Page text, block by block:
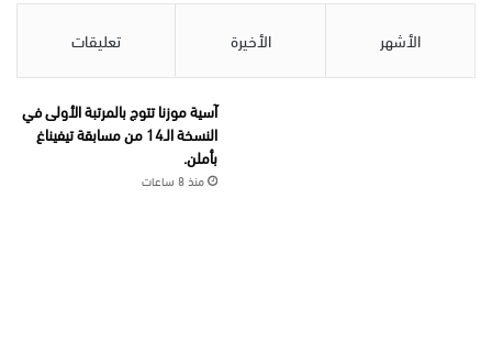
الأشهر الأخيرة تعليقات
آسية موزنا تتوج بالمرتبة الأولى في
النسخة الـ14 من مسابقة تيفيناغ
بأملن.
منذ 8 ساعات